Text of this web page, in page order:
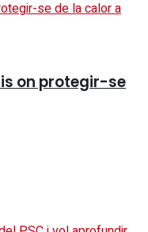
on protegir-se